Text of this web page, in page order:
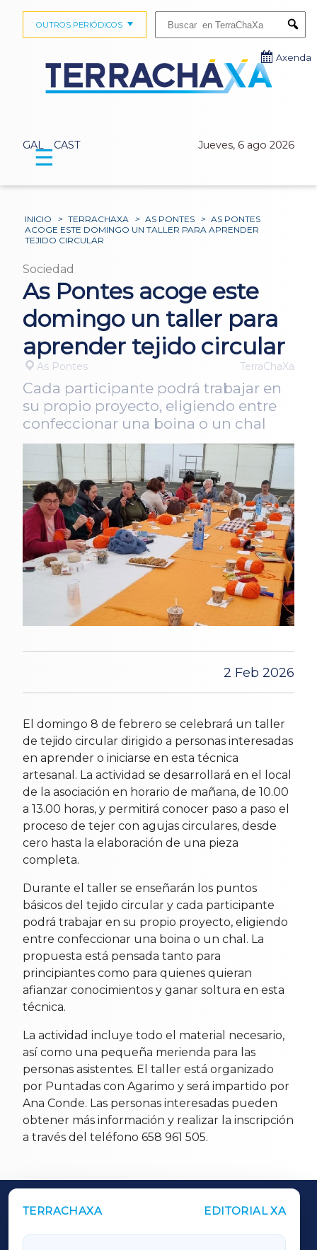
GAL CAST Jueves, 6 ago 2026
OUTROS PERIÓDICOS
Axenda
☰
INICIO > TERRACHAXA > AS PONTES > AS PONTES
ACOGE ESTE DOMINGO UN TALLER PARA APRENDER
TEJIDO CIRCULAR
Sociedad
As Pontes acoge este
domingo un taller para
aprender tejido circular
As Pontes TerraChaXa
Cada participante podrá trabajar en
su propio proyecto, eligiendo entre
confeccionar una boina o un chal
2 Feb 2026
El domingo 8 de febrero se celebrará un taller
de tejido circular dirigido a personas interesadas
en aprender o iniciarse en esta técnica
artesanal. La actividad se desarrollará en el local
de la asociación en horario de mañana, de 10.00
a 13.00 horas, y permitirá conocer paso a paso el
proceso de tejer con agujas circulares, desde
cero hasta la elaboración de una pieza
completa.
Durante el taller se enseñarán los puntos
básicos del tejido circular y cada participante
podrá trabajar en su propio proyecto, eligiendo
entre confeccionar una boina o un chal. La
propuesta está pensada tanto para
principiantes como para quienes quieran
afianzar conocimientos y ganar soltura en esta
técnica.
La actividad incluye todo el material necesario,
así como una pequeña merienda para las
personas asistentes. El taller está organizado
por Puntadas con Agarimo y será impartido por
Ana Conde. Las personas interesadas pueden
obtener más información y realizar la inscripción
a través del teléfono 658 961 505.
TERRACHAXA EDITORIAL XA
OUTROS PERIÓDICOS